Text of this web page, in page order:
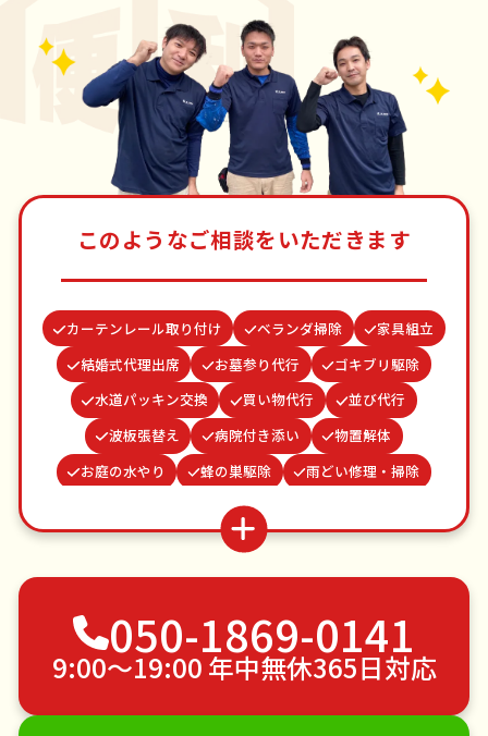
このようなご相談をいただきます
カーテンレール取り付け ベランダ掃除
家具組立
結婚式代理出席
お墓参り代行
ゴキブリ駆除
水道パッキン交換
買い物代行
並び代行
波板張替え
病院付き添い
物置解体
お庭の水やり
蜂の巣駆除
雨どい修理・掃除
場所取り代行
謝罪代行
つた・ツルの撤去
クモの駆除
不用品回収
ゴミ屋敷片付け
草刈り・草むしり
植木の伐採
手すり取り付け
ペットのお世話
エアコンクリーニング
DIY・日曜大工
ハウスクリーニング
雪かき・雪下ろし
電球交換
050-1869-0141
9:00〜19:00 年中無休365日対応